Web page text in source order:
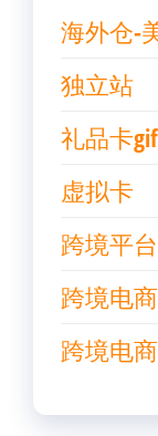
海外仓-
独立站
礼品卡
虚拟卡
跨境平台
跨境电
跨境电